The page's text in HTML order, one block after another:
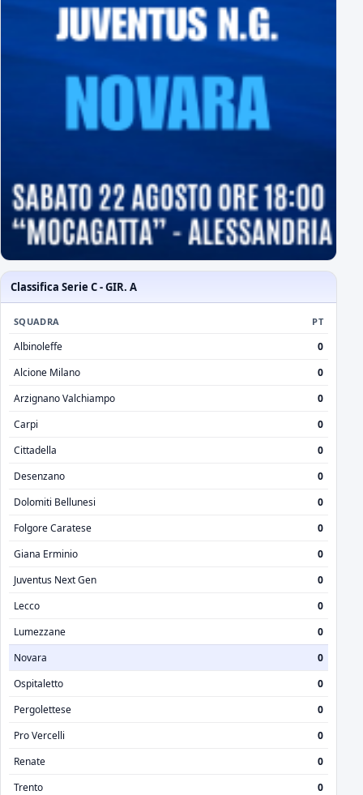
Classifica Serie C - GIR. A
SQUADRA PT
Albinoleffe
0
Alcione Milano
0
Arzignano Valchiampo
0
Carpi
0
Cittadella
0
Desenzano
0
Dolomiti Bellunesi
0
Folgore Caratese
0
Giana Erminio
0
Juventus Next Gen
0
Lecco
0
Lumezzane
0
Novara
0
Ospitaletto
0
Pergolettese
0
Pro Vercelli
0
Renate
0
Trento
0